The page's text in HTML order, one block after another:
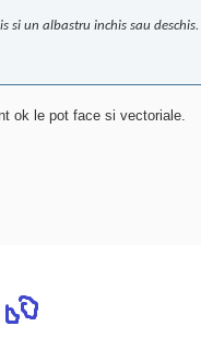
si un albastru inchis sau deschis.
ok le pot face si vectoriale.